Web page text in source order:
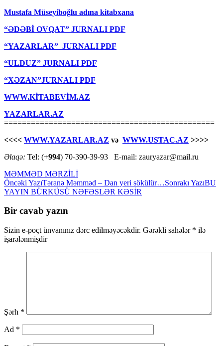
Mustafa Müseyiboğlu adına kitabxana
“ƏDƏBİ OVQAT” JURNALI PDF
“YAZARLAR” JURNALI PDF
“ULDUZ” JURNALI PDF
“XƏZAN”JURNALI PDF
WWW.KİTABEVİM.AZ
YAZARLAR.AZ
===============================================
<<<< WWW.YAZARLAR.AZ və WWW.USTAC.AZ >>>>
Əlaqə: Tel: (+994) 70-390-39-93 E-mail: zauryazar@mail.ru
MƏMMƏD MƏRZİLİ
Yazılar
üzrə
naviqasiya
Öncəki YazıTəranə Məmməd – Dan yeri sökülür…Sonrakı YazıBU
YAYIN BÜRKÜSÜ NƏFƏSLƏR KƏSİR
Bir cavab yazın
Sizin e-poçt ünvanınız dərc edilməyəcəkdir. Gərəkli sahələr * ilə
işarələnmişdir
Şərh *
Ad *